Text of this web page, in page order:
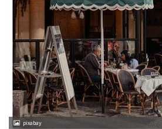
pixabay